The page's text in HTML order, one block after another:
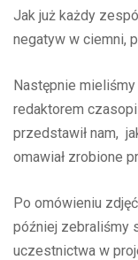
Jak już każdy
negatyw w ciemni,
Następnie
redaktorem
przedstawił nam,
omawiał zrobione
Po omówieniu
później zebraliśmy
uczestnictwa w